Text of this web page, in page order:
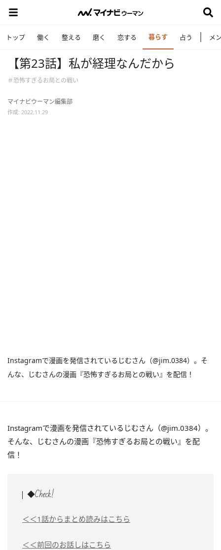
トップ 働く 整える 磨く 恋する 暮らす 占う メ
【第23話】私が経理なんだから
＃恐怖すぎるお局との戦い
マイナビウーマン編集部
作成: 2022.11.29
Instagramで漫画を発信されているじむさん（@jim.0384）。そ
んな、じむさんの漫画『恐怖すぎるお局との戦い』を配信！
Instagramで漫画を発信されているじむさん（@jim.0384）。
そんな、じむさんの漫画『恐怖すぎるお局との戦い』を配
信！
◆Check!
＜＜1話からまとめ読みはこちら
＜＜前回のお話しはこちら